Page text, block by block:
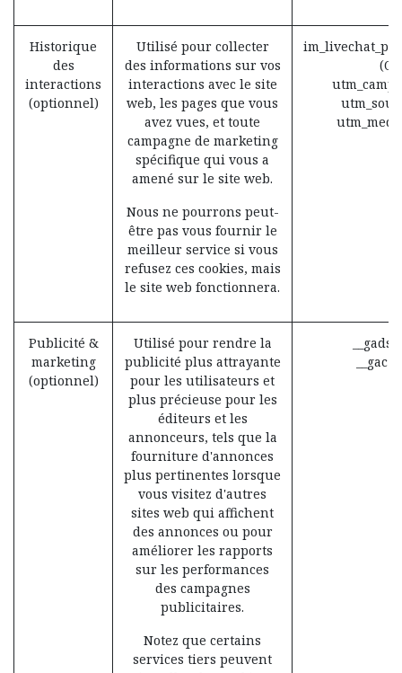
Historique
des
interactions
(optionnel)
Utilisé pour collecter
des informations sur vos
interactions avec le site
web, les pages que vous
avez vues, et toute
campagne de marketing
spécifique qui vous a
amené sur le site web.
Nous ne pourrons peut-
être pas vous fournir le
meilleur service si vous
refusez ces cookies, mais
le site web fonctionnera.
Publicité &
marketing
(optionnel)
Utilisé pour rendre la
publicité plus attrayante
pour les utilisateurs et
plus précieuse pour les
éditeurs et les
annonceurs, tels que la
fourniture d'annonces
plus pertinentes lorsque
vous visitez d'autres
sites web qui affichent
des annonces ou pour
améliorer les rapports
sur les performances
des campagnes
publicitaires.
Notez que certains
services tiers peuvent
__gads
__gac